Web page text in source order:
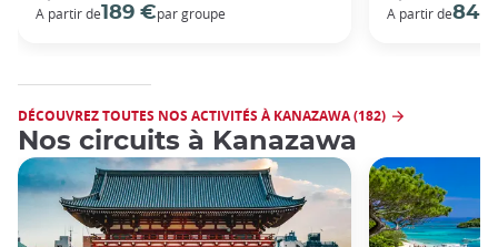
A partir de189 €par groupe A partir de84
DÉCOUVREZ TOUTES NOS ACTIVITÉS À KANAZAWA (182)
Nos circuits à Kanazawa